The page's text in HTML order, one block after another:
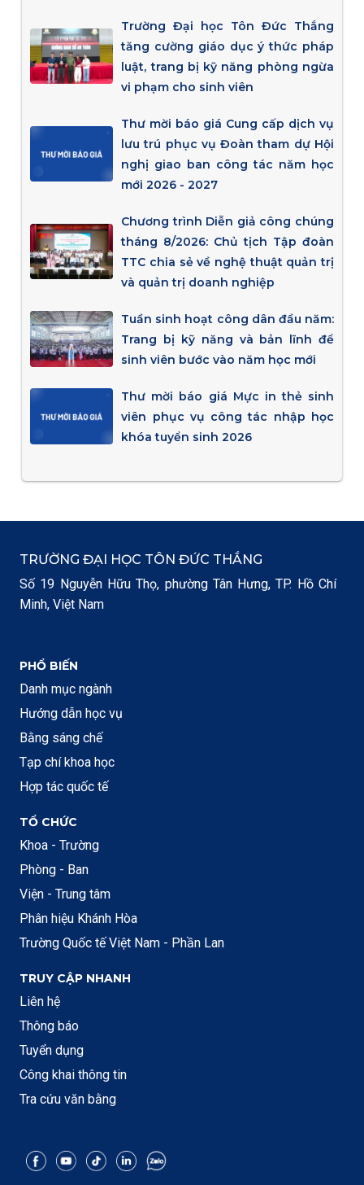
Trường Đại học Tôn Đức Thắng
tăng cường giáo dục ý thức pháp
luật, trang bị kỹ năng phòng ngừa
vi phạm cho sinh viên
Thư mời báo giá Cung cấp dịch vụ
lưu trú phục vụ Đoàn tham dự Hội
nghị giao ban công tác năm học
mới 2026 - 2027
Chương trình Diễn giả công chúng
tháng 8/2026: Chủ tịch Tập đoàn
TTC chia sẻ về nghệ thuật quản trị
và quản trị doanh nghiệp
Tuần sinh hoạt công dân đầu năm:
Trang bị kỹ năng và bản lĩnh để
sinh viên bước vào năm học mới
Thư mời báo giá Mực in thẻ sinh
viên phục vụ công tác nhập học
khóa tuyển sinh 2026
TRƯỜNG ĐẠI HỌC TÔN ĐỨC THẮNG
Số 19 Nguyễn Hữu Thọ, phường Tân Hưng, TP. Hồ Chí
Minh, Việt Nam
PHỔ BIẾN
Danh mục ngành
Hướng dẫn học vụ
Bằng sáng chế
Tạp chí khoa học
Hợp tác quốc tế
TỔ CHỨC
Khoa - Trường
Phòng - Ban
Viện - Trung tâm
Phân hiệu Khánh Hòa
Trường Quốc tế Việt Nam - Phần Lan
TRUY CẬP NHANH
Liên hệ
Thông báo
Tuyển dụng
Công khai thông tin
Tra cứu văn bằng